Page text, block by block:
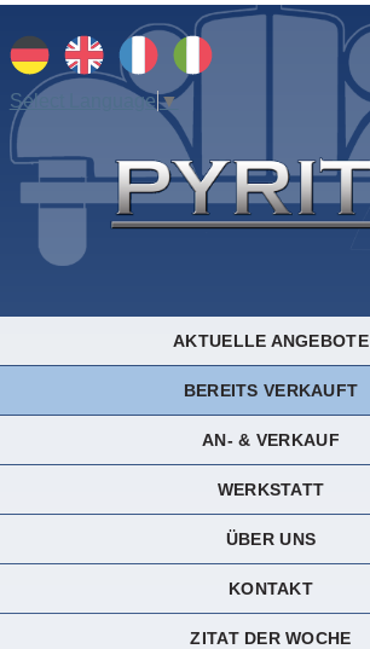
Select Language▼
AKTUELLE ANGEBOTE
BEREITS VERKAUFT
AN- & VERKAUF
WERKSTATT
ÜBER UNS
KONTAKT
ZITAT DER WOCHE